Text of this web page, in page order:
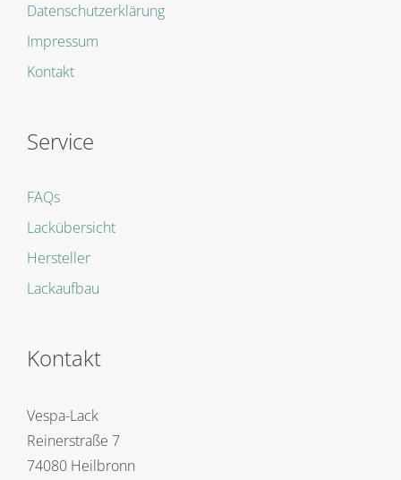
Datenschutzerklärung
Impressum
Kontakt
Service
FAQs
Lackübersicht
Hersteller
Lackaufbau
Kontakt
Vespa-Lack
Reinerstraße 7
74080 Heilbronn